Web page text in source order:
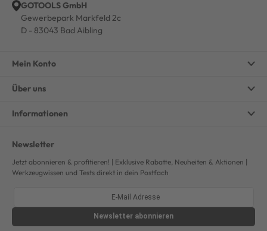
GOTOOLS GmbH
Gewerbepark Markfeld 2c
D - 83043 Bad Aibling
Mein Konto
Über uns
Informationen
Newsletter
Jetzt abonnieren & profitieren! | Exklusive Rabatte, Neuheiten & Aktionen |
Werkzeugwissen und Tests direkt in dein Postfach
Newsletter abonnieren